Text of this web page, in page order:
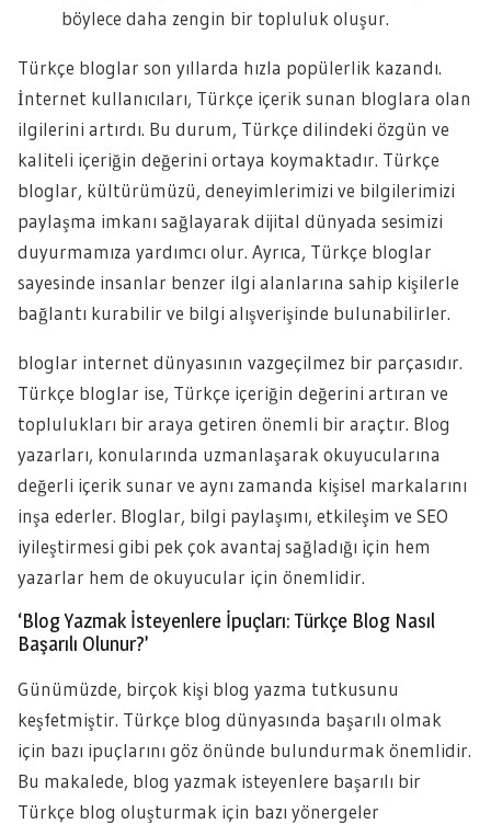
böylece daha zengin bir topluluk oluşur.
Türkçe bloglar son yıllarda hızla popülerlik kazandı.
İnternet kullanıcıları, Türkçe içerik sunan bloglara olan
ilgilerini artırdı. Bu durum, Türkçe dilindeki özgün ve
kaliteli içeriğin değerini ortaya koymaktadır. Türkçe
bloglar, kültürümüzü, deneyimlerimizi ve bilgilerimizi
paylaşma imkanı sağlayarak dijital dünyada sesimizi
duyurmamıza yardımcı olur. Ayrıca, Türkçe bloglar
sayesinde insanlar benzer ilgi alanlarına sahip kişilerle
bağlantı kurabilir ve bilgi alışverişinde bulunabilirler.
bloglar internet dünyasının vazgeçilmez bir parçasıdır.
Türkçe bloglar ise, Türkçe içeriğin değerini artıran ve
toplulukları bir araya getiren önemli bir araçtır. Blog
yazarları, konularında uzmanlaşarak okuyucularına
değerli içerik sunar ve aynı zamanda kişisel markalarını
inşa ederler. Bloglar, bilgi paylaşımı, etkileşim ve SEO
iyileştirmesi gibi pek çok avantaj sağladığı için hem
yazarlar hem de okuyucular için önemlidir.
‘Blog Yazmak İsteyenlere İpuçları: Türkçe Blog Nasıl
Başarılı Olunur?’
Günümüzde, birçok kişi blog yazma tutkusunu
keşfetmiştir. Türkçe blog dünyasında başarılı olmak
için bazı ipuçlarını göz önünde bulundurmak önemlidir.
Bu makalede, blog yazmak isteyenlere başarılı bir
Türkçe blog oluşturmak için bazı yönergeler